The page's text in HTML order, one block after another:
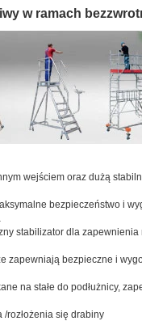
w ramach
wejściem oraz dużą
bezpieczeństwo i
stabilizator dla zapewnienia
zapewniają bezpieczne i
na stałe do podłużnicy,
rozłożenia się drabiny